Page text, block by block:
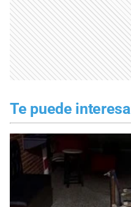
Te puede